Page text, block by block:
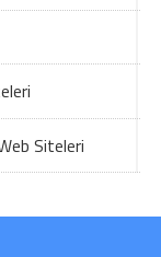
Siteleri